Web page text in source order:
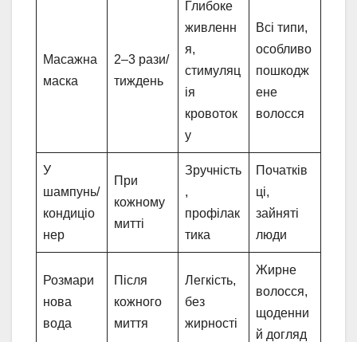
Масажна
маска
2–3 рази/
тиждень
Глибоке
живленн
я,
стимуляц
ія
кровоток
у
Всі типи,
особливо
пошкодж
ене
волосся
У
шампунь/
кондиціо
нер
При
кожному
митті
Зручність
,
профілак
тика
Початків
ці,
зайняті
люди
Розмари
нова
вода
Після
кожного
миття
Легкість,
без
жирності
Жирне
волосся,
щоденни
й догляд